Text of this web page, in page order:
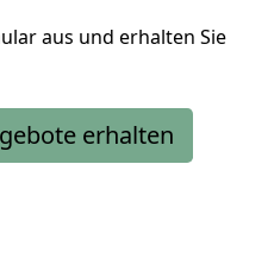
aus und erhalten Sie
erhalten